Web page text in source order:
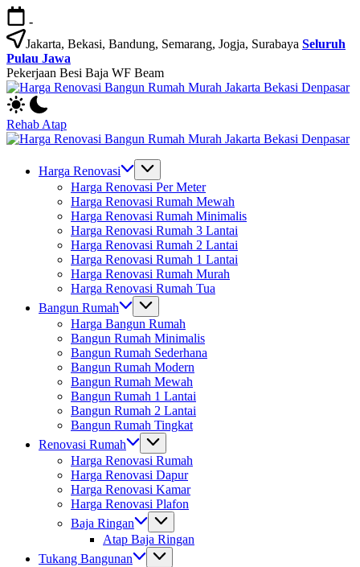
Skip
to
content
-
Jakarta, Bekasi, Bandung, Semarang, Jogja, Surabaya Seluruh
Pulau Jawa
Pekerjaan Besi Baja WF Beam
Jasa
Bangun
Rumah
dan
Rumah
Rehab Atap
Bangun
Rumah
Harga Renovasi
Harga Renovasi Per Meter
Harga Renovasi Rumah Mewah
Harga Renovasi Rumah Minimalis
Harga Renovasi Rumah 3 Lantai
Harga Renovasi Rumah 2 Lantai
Harga Renovasi Rumah 1 Lantai
Harga Renovasi Rumah Murah
Harga Renovasi Rumah Tua
Bangun Rumah
Harga Bangun Rumah
Bangun Rumah Minimalis
Bangun Rumah Sederhana
Bangun Rumah Modern
Bangun Rumah Mewah
Bangun Rumah 1 Lantai
Bangun Rumah 2 Lantai
Bangun Rumah Tingkat
Renovasi Rumah
Harga Renovasi Rumah
Harga Renovasi Dapur
Harga Renovasi Kamar
Harga Renovasi Plafon
Baja Ringan
Atap Baja Ringan
Tukang Bangunan